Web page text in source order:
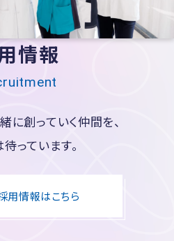
情報
に創っていく仲間を、
っています。
用情報はこちら